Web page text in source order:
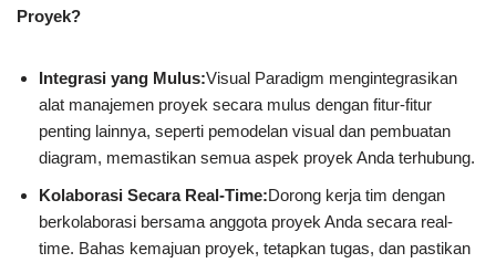
Proyek?
Integrasi yang Mulus:Visual Paradigm mengintegrasikan
alat manajemen proyek secara mulus dengan fitur-fitur
penting lainnya, seperti pemodelan visual dan pembuatan
diagram, memastikan semua aspek proyek Anda terhubung.
Kolaborasi Secara Real-Time:Dorong kerja tim dengan
berkolaborasi bersama anggota proyek Anda secara real-
time. Bahas kemajuan proyek, tetapkan tugas, dan pastikan